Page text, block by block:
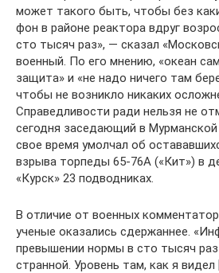
может такого быть, чтобы без
фон в районе реактора вдруг
сто тысяч раз», — сказал
военный. По его мнению, «океан
защита» и «не надо ничего там
чтобы не возникло никаких
Справедливости ради нельзя не
сегодня заседающий в
свое время умолчал об
взрыва торпеды 65-76А («Кит») в
«Курск» 23 подводниках.
В отличие от военных
ученые оказались сдержаннее.
превышении нормы в сто тысяч
странной. Уровень там, как я